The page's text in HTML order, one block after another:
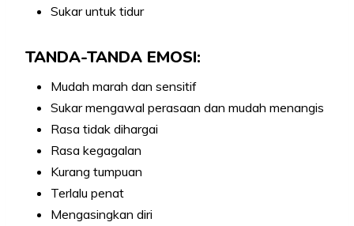
Sukar untuk tidur
TANDA-TANDA EMOSI:
Mudah marah dan sensitif
Sukar mengawal perasaan dan mudah menangis
Rasa tidak dihargai
Rasa kegagalan
Kurang tumpuan
Terlalu penat
Mengasingkan diri